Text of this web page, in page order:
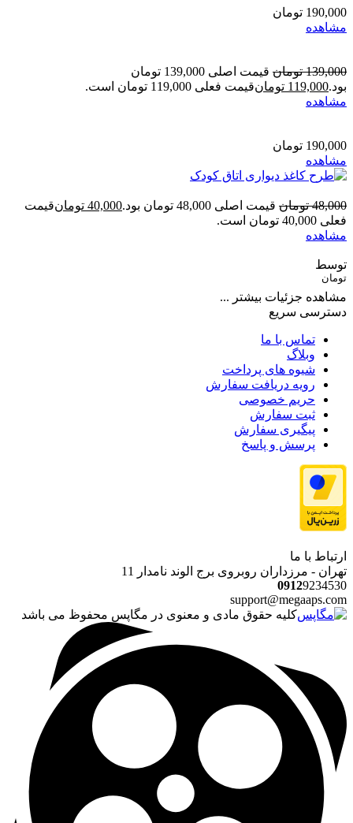
190,000 تومان
مشاهده
139,000 تومان
قیمت اصلی 139,000 تومان
بود.119,000 تومانقیمت فعلی 119,000 تومان است.
مشاهده
190,000 تومان
مشاهده
48,000 تومان قیمت اصلی 48,000 تومان بود. 40,000 تومانقیمت
فعلی 40,000 تومان است.
مشاهده
توسط
تومان
مشاهده جزئیات بیشتر ...
دسترسی سریع
تماس با ما
وبلاگ
شیوه های پرداخت
رویه دریافت سفارش
حریم خصوصی
ثبت سفارش
پیگیری سفارش
پرسش و پاسخ
ارتباط با ما
تهران - مرزداران روبروی برج الوند نامدار 11
09129234530
support@megaaps.com
کلیه حقوق مادی و معنوی در مگاپس محفوظ می باشد